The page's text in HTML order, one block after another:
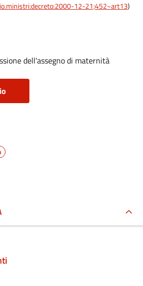
12-21;452~art13)
dell'assegno di maternità